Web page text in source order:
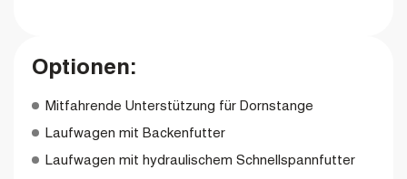
Optionen:
Mitfahrende Unterstützung für Dornstange
Laufwagen mit Backenfutter
Laufwagen mit hydraulischem Schnellspannfutter